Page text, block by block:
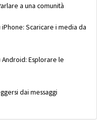
a una comunità
Scaricare i media da
Android: Esplorare le
dai messaggi